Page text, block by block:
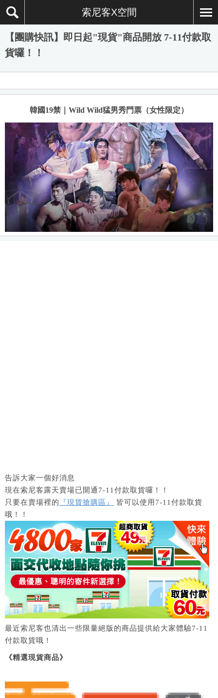
索尼客X空間
【團購快訊】即日起"現貨"商品開放 7-11付款取
貨囉！！
韓國19禁｜Wild Wild猛男秀門票（女性限定）
告訴大家一個好消息
現在索尼客露天賣場已開通7-11付款取貨囉！！
只要在賣場裡的
『現貨搶購區』
皆可以使用7-11付款取貨
哦！！
最近索尼客也清出一些限量絕版的商品提供給大家體驗7-11
付款取貨哦！
《精選現貨商品》